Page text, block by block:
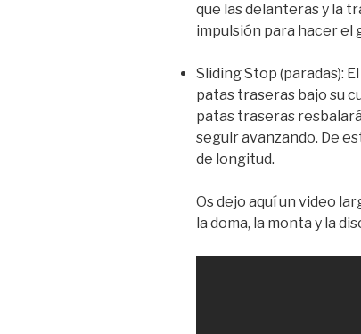
que las delanteras y la
impulsión para hacer el
Sliding Stop (paradas):
patas traseras bajo su
patas traseras
seguir avanzando. De
de longitud.
Os dejo aquí un video
la doma, la monta y la